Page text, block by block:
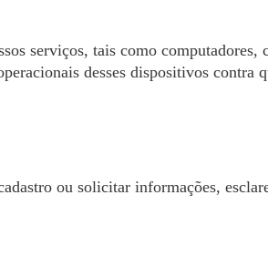
serviços, tais como
desses dispositivos contra
ou solicitar informações,